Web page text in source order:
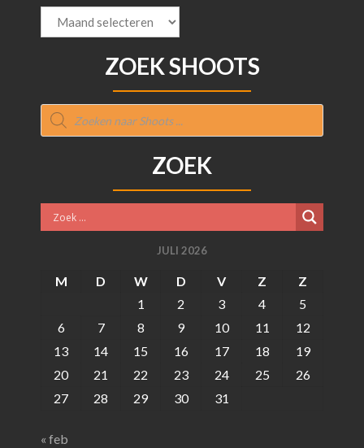
Archief
ZOEK SHOOTS
Producten
zoeken
ZOEK
JULI 2026
M D W D V Z
Z
1
2 3 4
5
6
7 8 9 10 11
12
13
14 15 16 17 18
19
20
21 22 23 24 25
26
27
28 29 30 31
« feb